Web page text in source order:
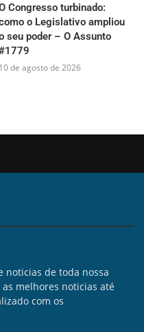
Congresso turbinado:
o Legislativo ampliou
seu poder – O Assunto
10 de agosto de 2026
noticias de toda nossa
melhores noticias até
com os